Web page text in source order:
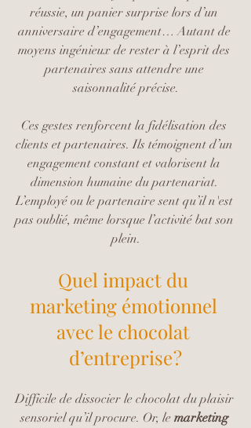
réussie, un panier surprise lors d’un
anniversaire d’engagement… Autant de
moyens ingénieux de rester à l’esprit des
partenaires sans attendre une
saisonnalité précise.
Ces gestes renforcent la fidélisation des
clients et partenaires. Ils témoignent d’un
engagement constant et valorisent la
dimension humaine du partenariat.
L’employé ou le partenaire sent qu’il n'est
pas oublié, même lorsque l’activité bat son
plein.
Quel impact du
marketing émotionnel
avec le chocolat
d’entreprise ?
Difficile de dissocier le chocolat du plaisir
sensoriel qu’il procure. Or, le marketing